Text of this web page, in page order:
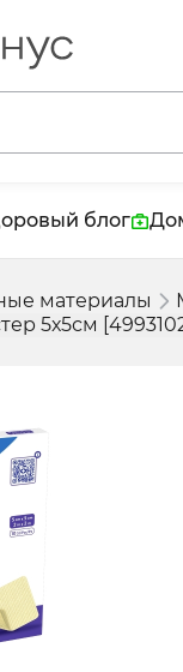
блог
материалы
5х5см